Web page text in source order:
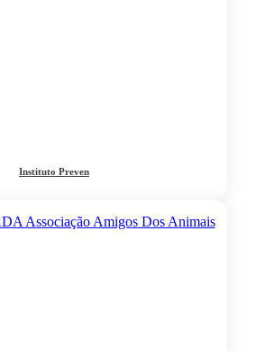
Instituto Preven